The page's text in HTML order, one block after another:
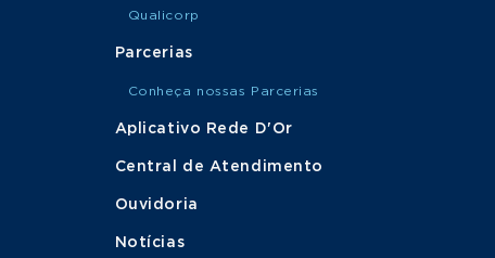
Qualicorp
Parcerias
Conheça nossas Parcerias
Aplicativo Rede D'Or
Central de Atendimento
Ouvidoria
Notícias